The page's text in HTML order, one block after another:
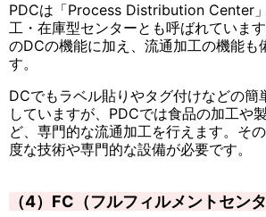
PDCは「Process Distribution Center
工・在庫型センターとも呼ばれていま
のDCの機能に加え、流通加工の機能も
す。
DCでもラベル貼りやタグ付けなどの簡
していますが、PDCでは食品の加工や
ど、専門的な流通加工を行えます。そ
度な技術や専門的な設備が必要です。
（4）FC（フルフィルメントセンタ